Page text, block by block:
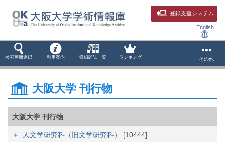
登録支援システム
English
検索画面選択 利用案内 収録雑誌一覧 ランキング その他
大阪大学 刊行物
大阪大学 刊行物
人文学研究科（旧文学研究科） [10444]